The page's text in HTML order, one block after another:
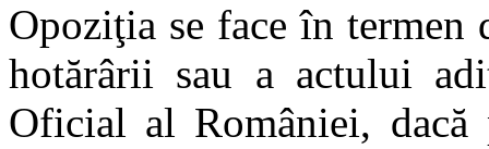
Opoziţia se face în
hotărârii sau a actului
Oficial al României, dacă